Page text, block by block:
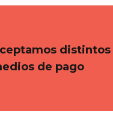
distintos
de pago